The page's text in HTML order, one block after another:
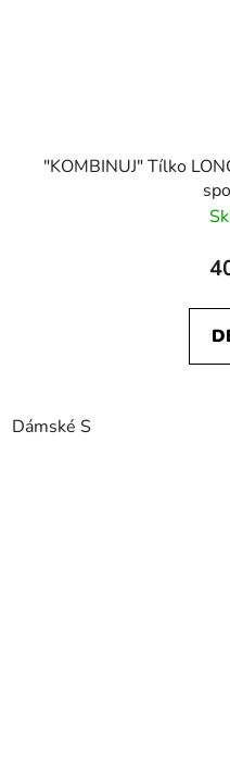
"KOMBINUJ" Tílko
Dámské S